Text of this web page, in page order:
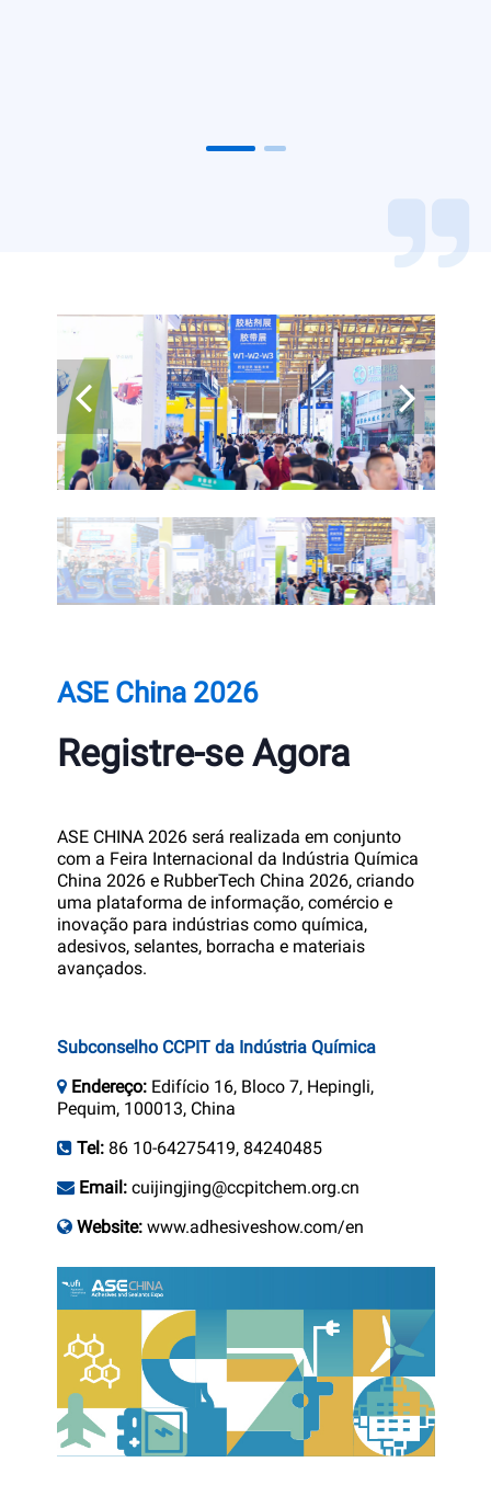
ASE China 2026
Registre-se Agora
ASE CHINA 2026 será realizada em conjunto
com a Feira Internacional da Indústria Química
China 2026 e RubberTech China 2026, criando
uma plataforma de informação, comércio e
inovação para indústrias como química,
adesivos, selantes, borracha e materiais
avançados.
Subconselho CCPIT da Indústria Química
Endereço:Edifício 16, Bloco 7, Hepingli,
Pequim, 100013, China
Tel:86 10-64275419, 84240485
Email: cuijingjing@ccpitchem.org.cn
Website:www.adhesiveshow.com/en